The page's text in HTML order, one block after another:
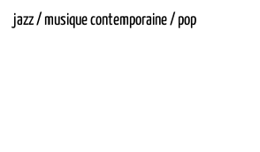
jazz / musique contemporaine / pop